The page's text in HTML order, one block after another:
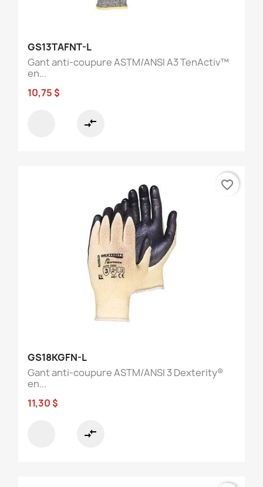
GS13TAFNT-L
Gant anti-coupure ASTM/ANSI A3 TenActiv™
en...
10,75 $
compare_arrows
GS18KGFN-L
Gant anti-coupure ASTM/ANSI 3 Dexterity®
en...
11,30 $
compare_arrows
favorite_border